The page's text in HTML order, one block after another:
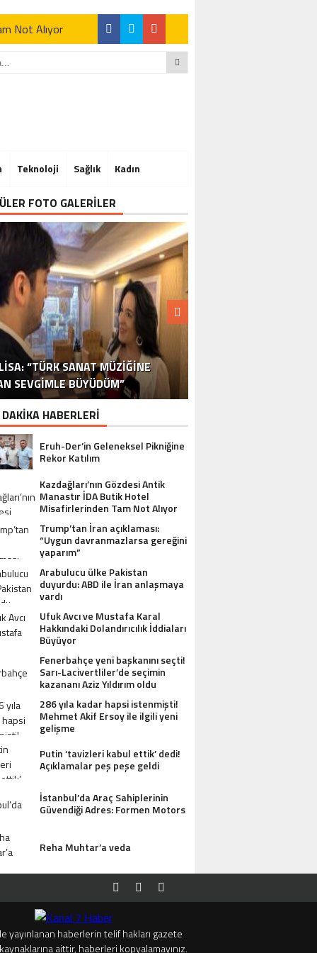
Not Alıyor
Not Alıyor
Teknoloji Sağlık Kadın
FOTO GALERİLER
“TÜRK SANAT MÜZIĞINE
SEVGIMLE BÜYÜDÜM”
İSPANYA SAĞLIK TURIZMINDE 2026
HEDEFLERINI BÜYÜTÜYOR
DR. ALI YÜKSELOĞLU, TÜRKIYE’NIN
2026 SAĞLIK TURIZMI VIZYONUNU
AÇIKLADI
“YAPIMCI MUSTAFA USLU HAKKINDA
SUÇ DUYURUSU”
YÖNETMEN MURAT UYGUR’DAN
ULUSLARARASI AKSIYON FILMI
YAPIMCI MUSTAFA USLU VE EŞI
HAKKINDA UYUŞTURUCU ŞIKÂYETI
İSTANBUL’DAN BINGÖL’E 3 MILYON
TL’LIK GÖNÜL KÖPRÜSÜ
TURIZM SEKTÖRÜNÜN DENEYIMLI
İSMI: FATIH ERSÜ
MUSTAFA USLU HAKKINDAKI
SORUŞTURMADA SESSIZLIK TEPKI
ÇEKIYOR
OYUNCU SINAN ÇALIŞKANOĞLU
KARAKOLLUK OLDU
HABERLERİ
Eruh-Der’in Geleneksel Pikniğine
Rekor Katılım
Kazdağları’nın Gözdesi Antik
Manastır İDA Butik Hotel
Misafirlerinden Tam Not Alıyor
Trump’tan İran açıklaması:
“Uygun davranmazlarsa gereğini
yaparım”
Arabulucu ülke Pakistan
duyurdu: ABD ile İran anlaşmaya
vardı
Ufuk Avcı ve Mustafa Karal
Hakkındaki Dolandırıcılık İddiaları
Büyüyor
Fenerbahçe yeni başkanını seçti!
Sarı-Lacivertliler’de seçimin
kazananı Aziz Yıldırım oldu
286 yıla kadar hapsi istenmişti!
Mehmet Akif Ersoy ile ilgili yeni
gelişme
Putin ‘tavizleri kabul ettik’ dedi!
Açıklamalar peş peşe geldi
İstanbul’da Araç Sahiplerinin
Güvendiği Adres: Formen Motors
Reha Muhtar’a veda
yayınlanan haberlerin telif hakları gazete
aittir, haberleri kopyalamayınız.